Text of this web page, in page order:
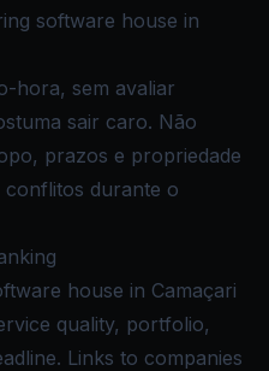
software house in
hora, sem avaliar
sair caro. Não
prazos e propriedade
durante o
house in Camaçari
quality, portfolio,
Links to companies